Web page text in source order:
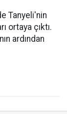
Tanyeli'nin
ortaya çıktı.
ardından